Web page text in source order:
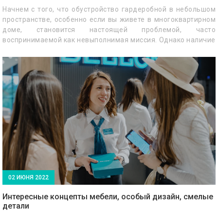
Начнем с того, что обустройство гардеробной в небольшом
пространстве, особенно если вы живете в многоквартирном
доме, становится настоящей проблемой, часто
воспринимаемой как невыполнимая миссия. Однако наличие
Все сводится к грамотному планированию и максимальному
использованию имеющегося пространства.
02 ИЮНЯ 2022
Интересные концепты мебели, особый дизайн, смелые
детали